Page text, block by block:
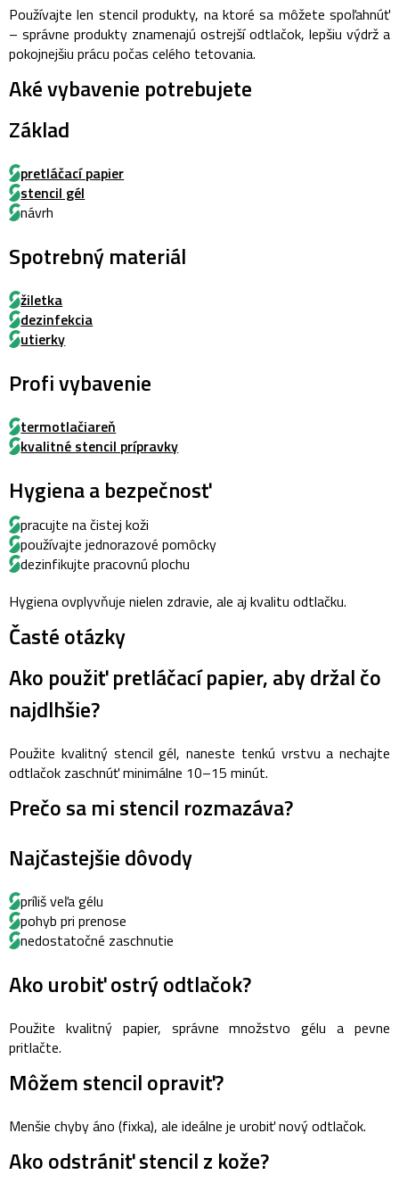
Používajte len stencil produkty, na ktoré sa môžete spoľahnúť
– správne produkty znamenajú ostrejší odtlačok, lepšiu výdrž a
pokojnejšiu prácu počas celého tetovania.
Aké vybavenie potrebujete
Základ
pretláčací papier
stencil gél
návrh
Spotrebný materiál
žiletka
dezinfekcia
utierky
Profi vybavenie
termotlačiareň
kvalitné stencil prípravky
Hygiena a bezpečnosť
pracujte na čistej koži
používajte jednorazové pomôcky
dezinfikujte pracovnú plochu
Hygiena ovplyvňuje nielen zdravie, ale aj kvalitu odtlačku.
Časté otázky
Ako použiť pretláčací papier, aby držal čo
najdlhšie?
Použite kvalitný stencil gél, naneste tenkú vrstvu a nechajte
odtlačok zaschnúť minimálne 10–15 minút.
Prečo sa mi stencil rozmazáva?
Najčastejšie dôvody
príliš veľa gélu
pohyb pri prenose
nedostatočné zaschnutie
Ako urobiť ostrý odtlačok?
Použite kvalitný papier, správne množstvo gélu a pevne
pritlačte.
Môžem stencil opraviť?
Menšie chyby áno (fixka), ale ideálne je urobiť nový odtlačok.
Ako odstrániť stencil z kože?